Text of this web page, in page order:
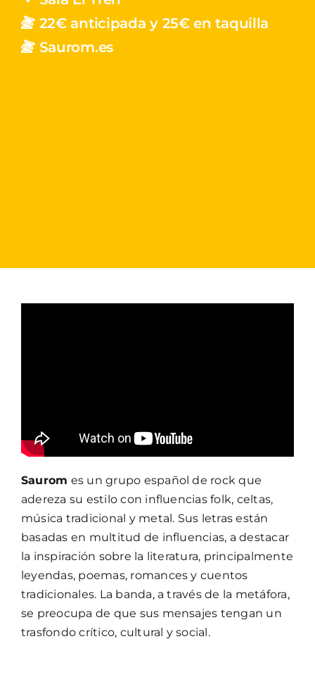
22€ anticipada y 25€ en taquilla
Saurom.es
Saurom es un grupo español de rock que
adereza su estilo con influencias folk, celtas,
música tradicional y metal. Sus letras están
basadas en multitud de influencias, a destacar
la inspiración sobre la literatura, principalmente
leyendas, poemas, romances y cuentos
tradicionales. La banda, a través de la metáfora,
se preocupa de que sus mensajes tengan un
trasfondo crítico, cultural y social.